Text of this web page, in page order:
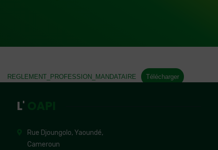
REGLEMENT_PROFESSION_MANDATAIRE Télécharger
L'
Rue Djoungolo, Yaoundé,
Cameroun